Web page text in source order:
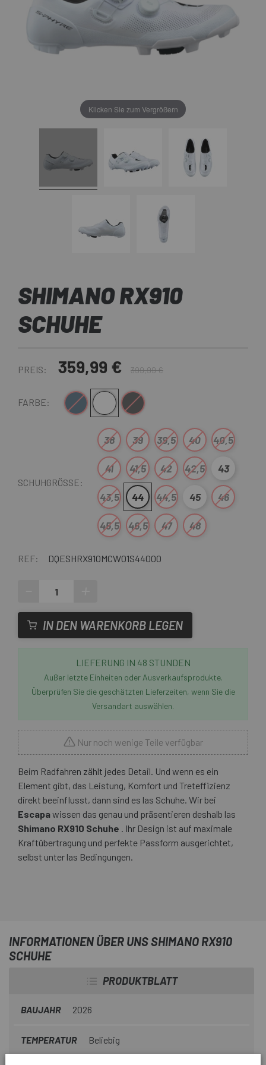
Klicken Sie zum Vergrößern
SHIMANO RX910
SCHUHE
PREIS: 359,99 € 399,99 €
FARBE:Blau SchwarzWeißSchwarz
SCHUHGRÖSSE:
38 39 39,5 40 40,5
41 41,5 42 42,5 43
43,5 44 44,5 45 46
45,5 46,5 47 48
REF: DQESHRX910MCW01S44000
IN DEN WARENKORB LEGEN
LIEFERUNG IN 48 STUNDEN
Außer letzte Einheiten oder Ausverkaufsprodukte.
Überprüfen Sie die geschätzten Lieferzeiten, wenn Sie die
Versandart auswählen.
Nur noch wenige Teile verfügbar
Beim Radfahren zählt jedes Detail. Und wenn es ein
Element gibt, das Leistung, Komfort und Treteffizienz
direkt beeinflusst, dann sind es las Schuhe. Wir bei
Escapawissen das genau und präsentieren deshalb las
Shimano RX910 Schuhe . Ihr Design ist auf maximale
Kraftübertragung und perfekte Passform ausgerichtet,
selbst unter las Bedingungen.
INFORMATIONEN ÜBER UNS SHIMANO RX910
SCHUHE
PRODUKTBLATT
BAUJAHR 2026
TEMPERATUR Beliebig